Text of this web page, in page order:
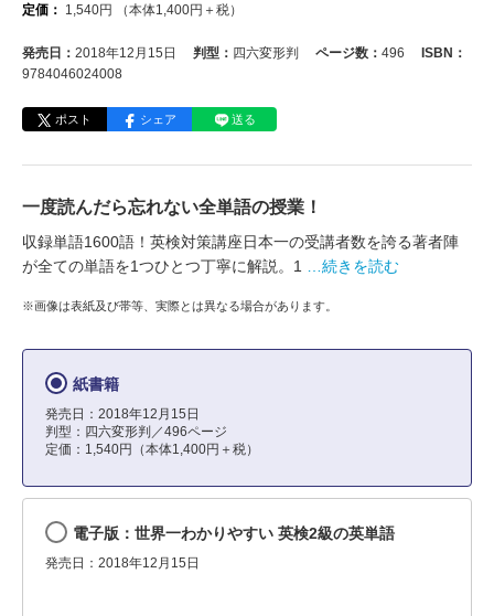
定価： 1,540円 （本体1,400円＋税）
発売日： 2018年12月15日 判型： 四六変形判 ページ数： 496
ISBN：
9784046024008
ポスト シェア 送る
一度読んだら忘れない全単語の授業！
収録単語1600語！英検対策講座日本一の受講者数を誇る著者陣
が全ての単語を1つひとつ丁寧に解説。1
…続きを読む
※画像は表紙及び帯等、実際とは異なる場合があります。
紙書籍
発売日：2018年12月15日
判型：四六変形判／496ページ
定価：1,540円（本体1,400円＋税）
電子版：世界一わかりやすい 英検2級の英単語
発売日：2018年12月15日